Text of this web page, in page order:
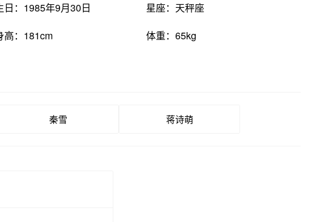
日：1985年9月30日
星座：天秤座
高：181cm 体重：65kg
秦雪 蒋诗萌